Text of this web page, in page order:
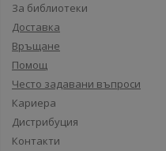
За библиотеки
Доставка
Връщане
Помощ
Често задавани въпроси
Кариера
Дистрибуция
Контакти